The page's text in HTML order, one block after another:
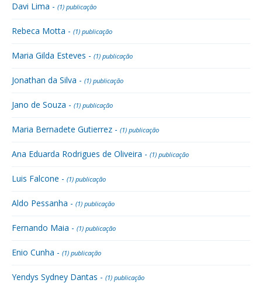
Davi Lima - (1) publicação
Rebeca Motta - (1) publicação
Maria Gilda Esteves - (1) publicação
Jonathan da Silva - (1) publicação
Jano de Souza - (1) publicação
Maria Bernadete Gutierrez - (1) publicação
Ana Eduarda Rodrigues de Oliveira - (1) publicação
Luis Falcone - (1) publicação
Aldo Pessanha - (1) publicação
Fernando Maia - (1) publicação
Enio Cunha - (1) publicação
Yendys Sydney Dantas - (1) publicação